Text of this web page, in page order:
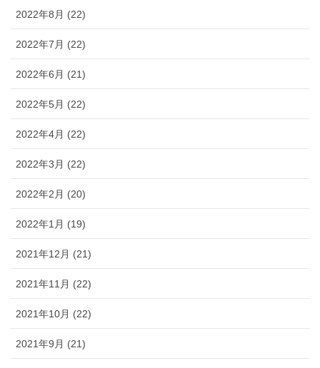
2022年8月 (22)
2022年7月 (22)
2022年6月 (21)
2022年5月 (22)
2022年4月 (22)
2022年3月 (22)
2022年2月 (20)
2022年1月 (19)
2021年12月 (21)
2021年11月 (22)
2021年10月 (22)
2021年9月 (21)